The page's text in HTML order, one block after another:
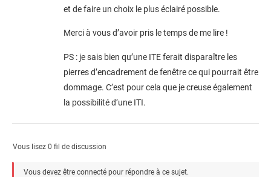
et de faire un choix le plus éclairé possible.
Merci à vous d’avoir pris le temps de me lire !
PS : je sais bien qu’une ITE ferait disparaître les
pierres d’encadrement de fenêtre ce qui pourrait être
dommage. C’est pour cela que je creuse également
la possibilité d’une ITI.
Vous lisez 0 fil de discussion
Vous devez être connecté pour répondre à ce sujet.